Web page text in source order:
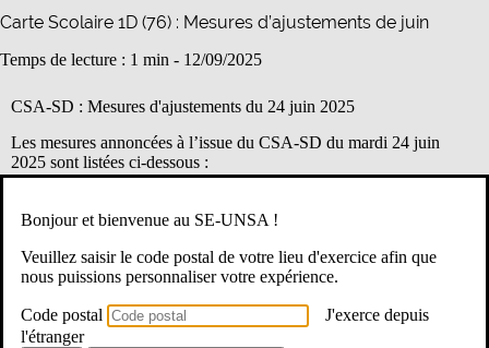
Carte Scolaire 1D (76) : Mesures d’ajustements de juin
Temps de lecture : 1 min - 12/09/2025
CSA-SD : Mesures d'ajustements du 24 juin 2025
Les mesures annoncées à l’issue du CSA-SD du mardi 24 juin
2025 sont listées ci-dessous :
Annulations d’attribution :
Bonjour et bienvenue au SE-UNSA !
Veuillez saisir le code postal de votre lieu d'exercice afin que
nous puissions personnaliser votre expérience.
Code postal
J'exerce depuis
l'étranger